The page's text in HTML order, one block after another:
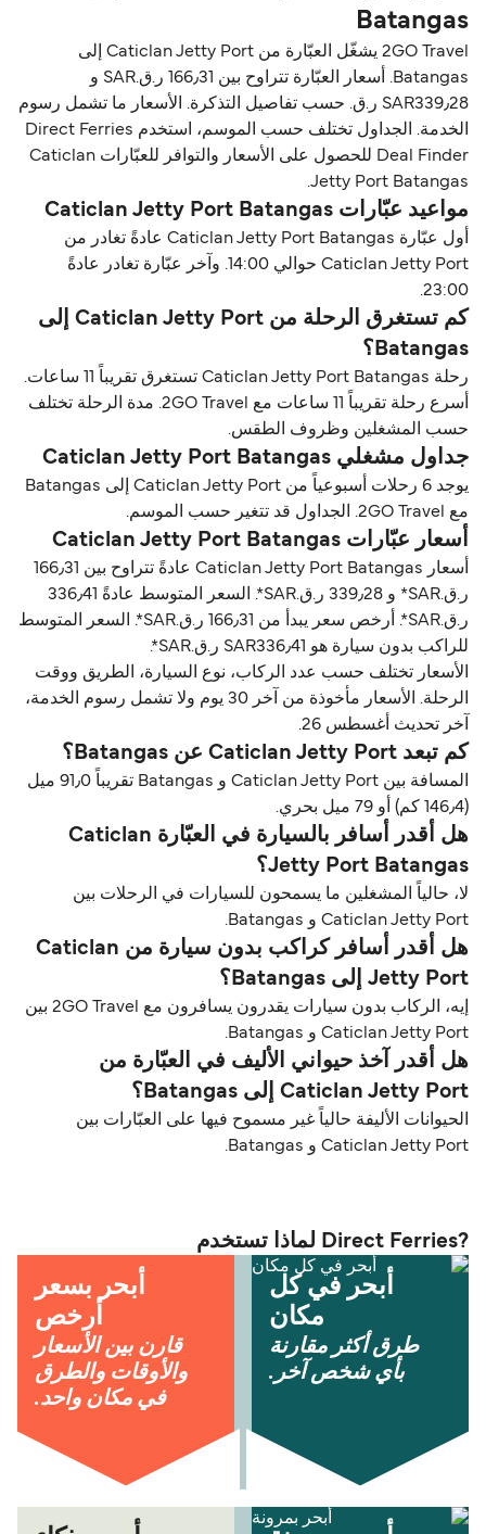
Batangas
2GO Travel يشغّل العبّارة من Caticlan Jetty Port إلى
Batangas. أسعار العبّارة تتراوح بين 166٫31 ر.ق.‏SAR و
SAR339٫28 ر.ق.‏ حسب تفاصيل التذكرة. الأسعار ما تشمل رسوم
الخدمة. الجداول تختلف حسب الموسم، استخدم Direct Ferries
Deal Finder للحصول على الأسعار والتوافر للعبّارات Caticlan
Jetty Port Batangas.
مواعيد عبّارات Caticlan Jetty Port Batangas
أول عبّارة Caticlan Jetty Port Batangas عادةً تغادر من
Caticlan Jetty Port حوالي 14:00. وآخر عبّارة تغادر عادةً
23:00.
كم تستغرق الرحلة من Caticlan Jetty Port إلى
Batangas؟
رحلة Caticlan Jetty Port Batangas تستغرق تقريباً 11 ساعات.
أسرع رحلة تقريباً 11 ساعات مع 2GO Travel. مدة الرحلة تختلف
حسب المشغلين وظروف الطقس.
جداول مشغلي Caticlan Jetty Port Batangas
يوجد 6 رحلات أسبوعياً من Caticlan Jetty Port إلى Batangas
مع 2GO Travel. الجداول قد تتغير حسب الموسم.
أسعار عبّارات Caticlan Jetty Port Batangas
أسعار Caticlan Jetty Port Batangas عادةً تتراوح بين 166٫31
ر.ق.‏SAR* و 339٫28 ر.ق.‏SAR*. السعر المتوسط عادةً 336٫41
ر.ق.‏SAR*. أرخص سعر يبدأ من 166٫31 ر.ق.‏SAR*. السعر المتوسط
للراكب بدون سيارة هو SAR336٫41 ر.ق.‏SAR*.
الأسعار تختلف حسب عدد الركاب، نوع السيارة، الطريق ووقت
الرحلة. الأسعار مأخوذة من آخر 30 يوم ولا تشمل رسوم الخدمة،
آخر تحديث أغسطس 26.
كم تبعد Caticlan Jetty Port عن Batangas؟
المسافة بين Caticlan Jetty Port و Batangas تقريباً 91٫0 ميل
(146٫4 كم) أو 79 ميل بحري.
هل أقدر أسافر بالسيارة في العبّارة Caticlan
Jetty Port Batangas؟
لا، حالياً المشغلين ما يسمحون للسيارات في الرحلات بين
Caticlan Jetty Port و Batangas.
هل أقدر أسافر كراكب بدون سيارة من Caticlan
Jetty Port إلى Batangas؟
إيه، الركاب بدون سيارات يقدرون يسافرون مع 2GO Travel بين
Caticlan Jetty Port و Batangas.
هل أقدر آخذ حيواني الأليف في العبّارة من
Caticlan Jetty Port إلى Batangas؟
الحيوانات الأليفة حالياً غير مسموح فيها على العبّارات بين
Caticlan Jetty Port و Batangas.
?Direct Ferries لماذا تستخدم
أبحر في كل
مكان
طرق أكثر مقارنة
بأي شخص آخر.
أبحر بسعر
أرخص
قارن بين الأسعار
والأوقات والطرق
في مكان واحد.